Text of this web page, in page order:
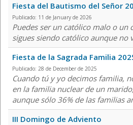
Fiesta del Bautismo del Señor
Publicado: 11 de January de 2026
Puedes ser un católico malo o un
sigues siendo católico aunque no
Fiesta de la Sagrada Familia
Publicado: 28 de December de 2025
Cuando tú y yo decimos familia,
en la familia nuclear de un
aunque sólo 36% de las familias
III Domingo de Adviento